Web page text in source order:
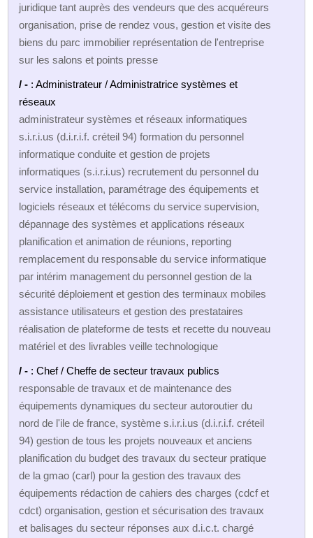
juridique tant auprès des vendeurs que des acquéreurs
organisation, prise de rendez vous, gestion et visite des
biens du parc immobilier représentation de l'entreprise
sur les salons et points presse
/ - : Administrateur / Administratrice systèmes et
réseaux
administrateur systèmes et réseaux informatiques
s.i.r.i.us (d.i.r.i.f. créteil 94) formation du personnel
informatique conduite et gestion de projets
informatiques (s.i.r.i.us) recrutement du personnel du
service installation, paramétrage des équipements et
logiciels réseaux et télécoms du service supervision,
dépannage des systèmes et applications réseaux
planification et animation de réunions, reporting
remplacement du responsable du service informatique
par intérim management du personnel gestion de la
sécurité déploiement et gestion des terminaux mobiles
assistance utilisateurs et gestion des prestataires
réalisation de plateforme de tests et recette du nouveau
matériel et des livrables veille technologique
/ - : Chef / Cheffe de secteur travaux publics
responsable de travaux et de maintenance des
équipements dynamiques du secteur autoroutier du
nord de l'ile de france, système s.i.r.i.us (d.i.r.i.f. créteil
94) gestion de tous les projets nouveaux et anciens
planification du budget des travaux du secteur pratique
de la gmao (carl) pour la gestion des travaux des
équipements rédaction de cahiers des charges (cdcf et
cdct) organisation, gestion et sécurisation des travaux
et balisages du secteur réponses aux d.i.c.t. chargé